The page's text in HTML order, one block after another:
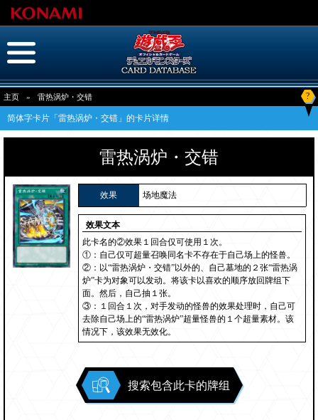
主页 » 雷热涡炉・交错 ?
简体字卡片「雷热涡炉・交错」的卡片详情
雷热涡炉・交错
效果 场地魔法
效果文本
此卡名的②效果１回合仅可使用１次。
①：自己仅可超量召唤同名卡不存在于自己场上的怪兽。
②：以“雷热涡炉・交错”以外的、自己墓地的２张“雷热涡
炉”卡为对象可以发动。将该卡以喜欢的顺序放回牌组下
面。然后，自己抽１张。
③：１回合１次，对手发动的怪兽的效果处理时，自己可
去除自己场上的“雷热涡炉”超量怪兽的１个超量素材。该
情况下，该效果无效化。
搜索包含此卡的牌组